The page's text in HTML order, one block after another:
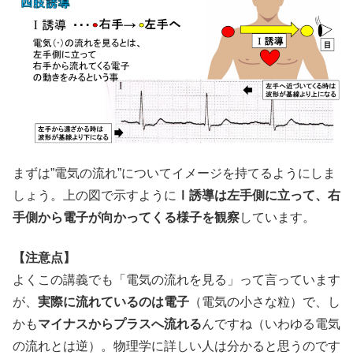
まずは”電気の流れ”についてイメージを持てるようにしま
しょう。上の図で示すように
Ⅰ誘導は左手側に立って、右
手側から電子が向かってくる様子を観察しています。
【注意点】
よくこの講義でも「電気の流れを見る」って言っています
が、 実際に流れているのは電子 （電気の小さな粒）で、し
かもマイナスからプラスへ流れるんですね（いわゆる電気
の流れとは逆）。物理学に詳しい人は分かると思うのです